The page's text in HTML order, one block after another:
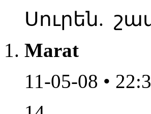
Սուրեն.
Marat
11-05-08 •